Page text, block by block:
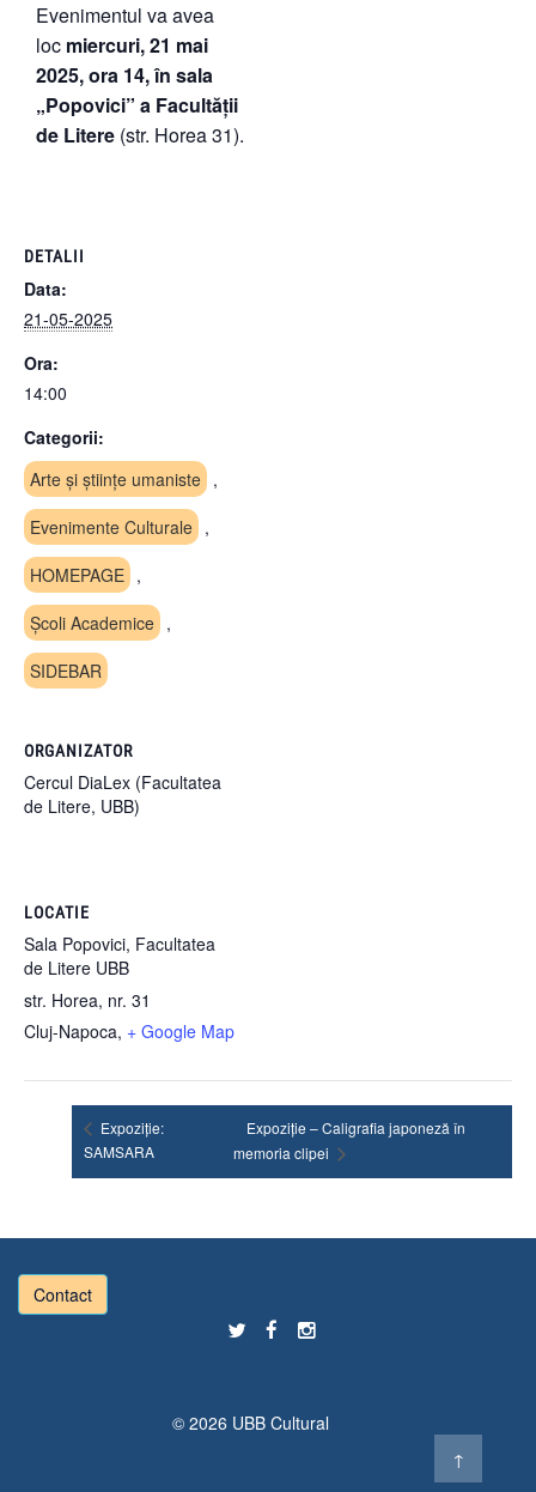
Evenimentul va avea
loc miercuri, 21 mai
2025, ora 14, în sala
„Popovici” a Facultății
de Litere (str. Horea 31).
DETALII
Data:
21-05-2025
Ora:
14:00
Categorii:
Arte și științe umaniste ,
Evenimente Culturale ,
HOMEPAGE ,
Școli Academice ,
SIDEBAR
ORGANIZATOR
Cercul DiaLex (Facultatea
de Litere, UBB)
LOCATIE
Sala Popovici, Facultatea
de Litere UBB
str. Horea, nr. 31
Cluj-Napoca, + Google Map
Expoziție:
SAMSARA
Expoziție – Caligrafia japoneză în
memoria clipei
Contact
© 2026 UBB Cultural
↑